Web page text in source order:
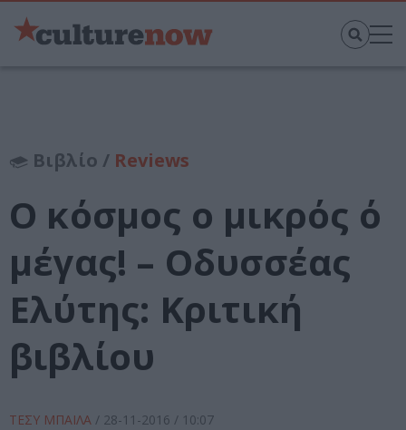
Βιβλίο / Reviews
Ο κόσμος ο μικρός ό
μέγας! – Οδυσσέας
Ελύτης: Κριτική
βιβλίου
ΤΕΣΥ ΜΠΑΙΛΑ / 28-11-2016 / 10:07